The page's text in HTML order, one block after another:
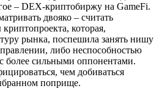
– DEX-криптобиржу на GameFi.
двояко – считать
которая,
рынка, поспешила занять нишу
либо неспособностью
более сильными оппонентами.
чем добиваться
поприще.